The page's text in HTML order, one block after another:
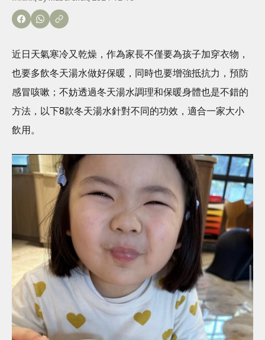
近日天氣寒冷又乾燥，作為家長不僅要為孩子加穿衣物，
也要多飲冬天湯水做好保暖，同時也要增強抵抗力，預防
感冒咳嗽；不妨透過冬天湯水調理和保暖身體也是不錯的
方法，以下8款冬天湯水針對不同的功效，適合一家大小
飲用。